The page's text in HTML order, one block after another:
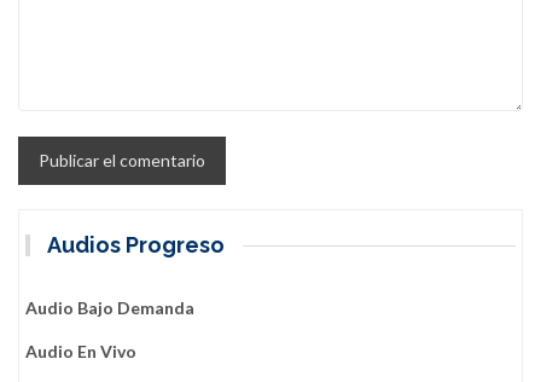
Audios Progreso
Audio Bajo Demanda
Audio En Vivo